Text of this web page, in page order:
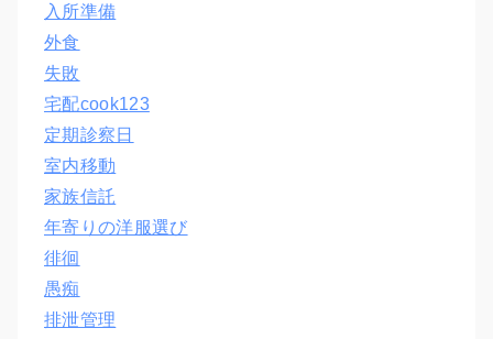
入所準備
外食
失敗
宅配cook123
定期診察日
室内移動
家族信託
年寄りの洋服選び
徘徊
愚痴
排泄管理